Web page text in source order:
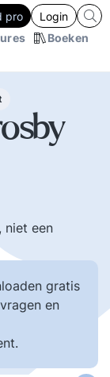
Boeken
pro Login
niet een
gratis
en